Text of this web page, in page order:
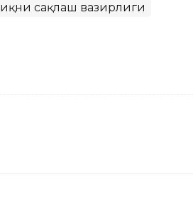
сақлаш вазирлиги